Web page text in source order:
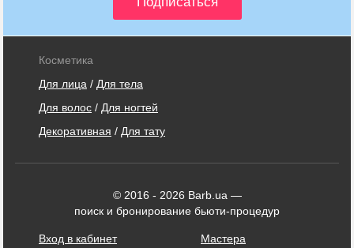
Косметика
Для лица / Для тела
Для волос / Для ногтей
Декоративная / Для тату
© 2016 - 2026 Barb.ua —
поиск и бронирование бьюти-процедур
Вход в кабинет Мастера